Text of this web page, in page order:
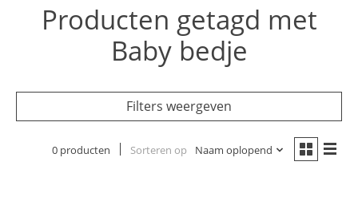
Producten getagd met
Baby bedje
Filters weergeven
0 producten Sorteren op Naam oplopend